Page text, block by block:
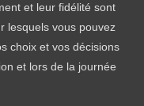
et leur fidélité sont
lesquels vous pouvez
choix et vos décisions
et lors de la journée